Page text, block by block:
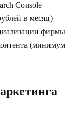
Console
в месяц)
фирмы
(минимум